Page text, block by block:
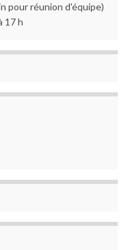
pour réunion d'équipe)
17 h